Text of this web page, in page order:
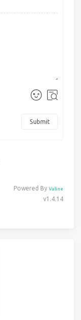
Submit
Powered By Valine
v1.4.14